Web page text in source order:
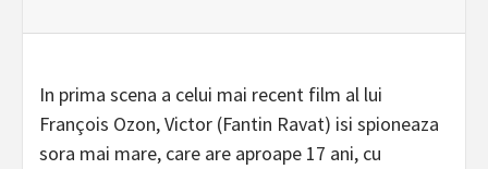
In prima scena a celui mai recent film al lui
François Ozon, Victor (Fantin Ravat) isi spioneaza
sora mai mare, care are aproape 17 ani, cu